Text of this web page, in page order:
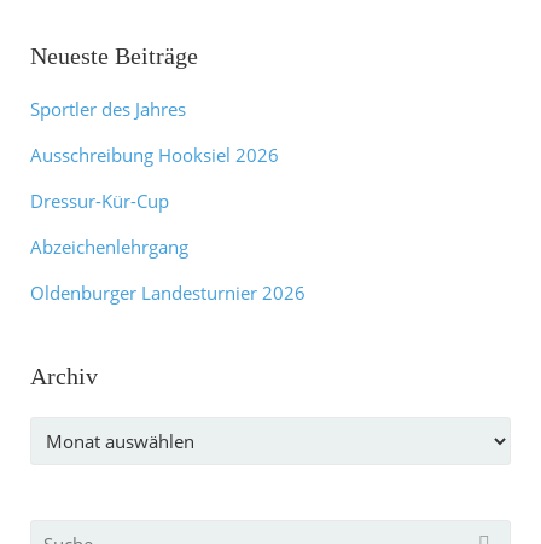
Neueste Beiträge
Sportler des Jahres
Ausschreibung Hooksiel 2026
Dressur-Kür-Cup
Abzeichenlehrgang
Oldenburger Landesturnier 2026
Archiv
Archiv